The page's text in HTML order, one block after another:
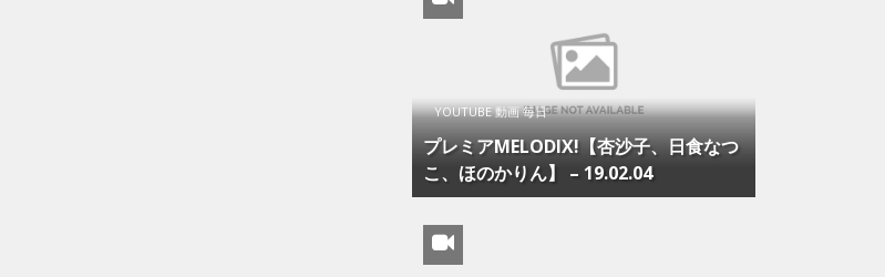
YOUTUBE 動画 毎日
プレミアMELODIX!【杏沙子、日食なつ
こ、ほのかりん】 – 19.02.04